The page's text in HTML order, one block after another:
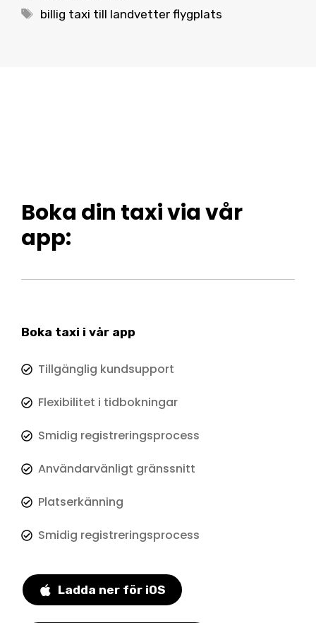
Tags
billig taxi till landvetter flygplats
Boka din taxi via vår
app:
Boka taxi i vår app
Tillgänglig kundsupport
Flexibilitet i tidbokningar
Smidig registreringsprocess
Användarvänligt gränssnitt
Platserkänning
Smidig registreringsprocess
Ladda ner för iOS